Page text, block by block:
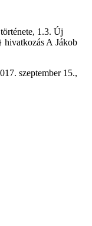
1.3. Új
A Jákob
szeptember 15.,